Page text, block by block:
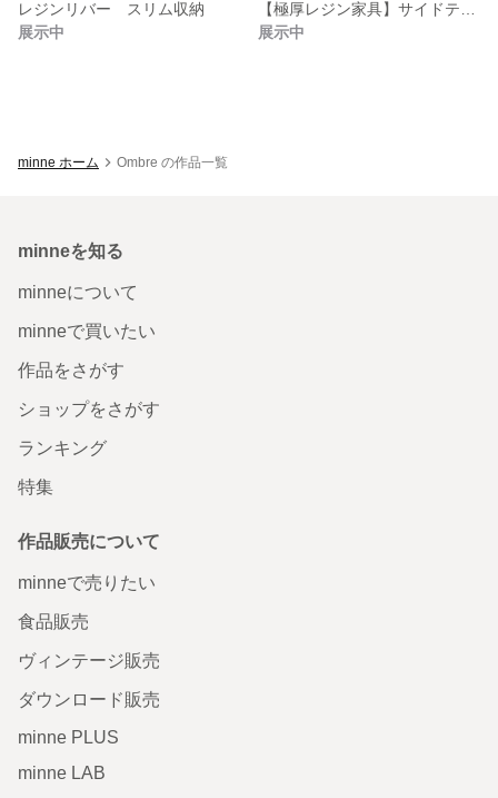
レジンリバー スリム収納
展示中
展示中
minne ホーム Ombre の作品一覧
minneを知る
minneについて
minneで買いたい
作品をさがす
ショップをさがす
ランキング
特集
作品販売について
minneで売りたい
食品販売
ヴィンテージ販売
ダウンロード販売
minne PLUS
minne LAB